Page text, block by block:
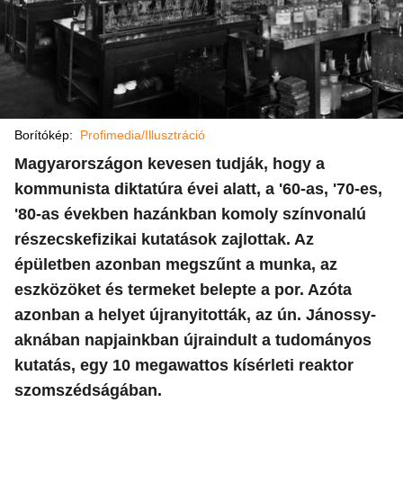
Borítókép: Profimedia/Illusztráció
Magyarországon kevesen tudják, hogy a
kommunista diktatúra évei alatt, a '60-as, '70-es,
'80-as években hazánkban komoly színvonalú
részecskefizikai kutatások zajlottak. Az
épületben azonban megszűnt a munka, az
eszközöket és termeket belepte a por. Azóta
azonban a helyet újranyitották, az ún. Jánossy-
aknában napjainkban újraindult a tudományos
kutatás, egy 10 megawattos kísérleti reaktor
szomszédságában.